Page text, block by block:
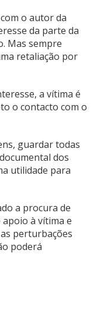
o autor da
da parte da
Mas sempre
retaliação por
a vítima é
o contacto com o
guardar todas
dos
utilidade para
a procura de
à vítima e
perturbações
poderá